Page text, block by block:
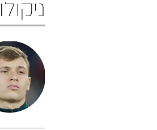
ניקולו